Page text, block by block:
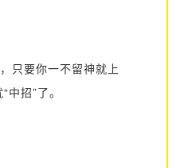
只要你一不留神就上
招”了。